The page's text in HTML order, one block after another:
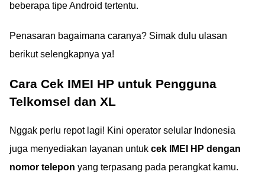
beberapa tipe Android tertentu.
Penasaran bagaimana caranya? Simak dulu ulasan
berikut selengkapnya ya!
Cara Cek IMEI HP untuk Pengguna
Telkomsel dan XL
Nggak perlu repot lagi! Kini operator selular Indonesia
juga menyediakan layanan untuk cek IMEI HP dengan
nomor telepon yang terpasang pada perangkat kamu.